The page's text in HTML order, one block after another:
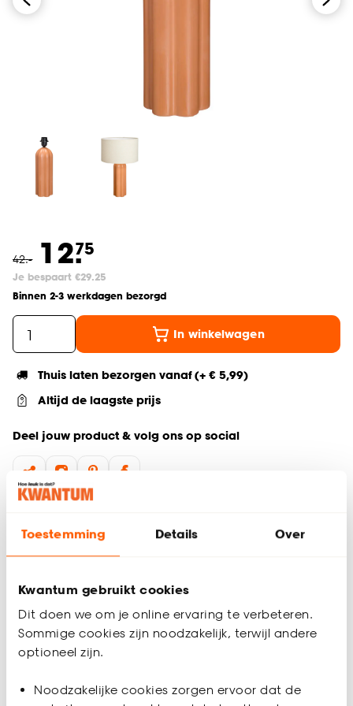
Toestemming Details Over
Kwantum gebruikt cookies
Dit doen we om je online ervaring te verbeteren.
Sommige cookies zijn noodzakelijk, terwijl andere
optioneel zijn.
Noodzakelijke cookies zorgen ervoor dat de
42.- 12.75
Je bespaart €29.25
Binnen 2-3 werkdagen bezorgd
In winkelwagen
Thuis laten bezorgen vanaf (+ € 5,99)
Altijd de laagste prijs
Deel jouw product & volg ons op social
Lampvoet Varda in terracotta kleur heeft een natuurlijk design
en is perfect te combineren met diverse lampenkappen,
Banba Naturel Papierenlampenkap Arias Off-White Linnen
Lampvoet Varda is gemaakt van keramiek waardoor hij lang
zijn kwaliteit behoudt en veel karakter brengt in je ruimte.
Varda heeft een E27 fitting en wordt geleverd zonder
keuze toe te voegen. Creëer de sfeer die past bij jouw
Productspecificaties